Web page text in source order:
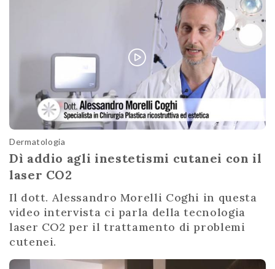
Dermatologia
Dì addio agli inestetismi cutanei con il
laser CO2
Il dott. Alessandro Morelli Coghi in questa
video intervista ci parla della tecnologia
laser CO2 per il trattamento di problemi
cutenei.